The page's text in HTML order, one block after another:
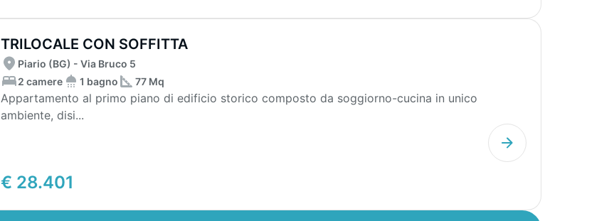
TRILOCALE CON SOFFITTA
€ 28.401
Piario (BG) - Via Bruco 5
2 camere
1 bagno 77 Mq
Appartamento al primo piano di edificio storico composto da soggiorno-cucina in unico
ambiente, disi...